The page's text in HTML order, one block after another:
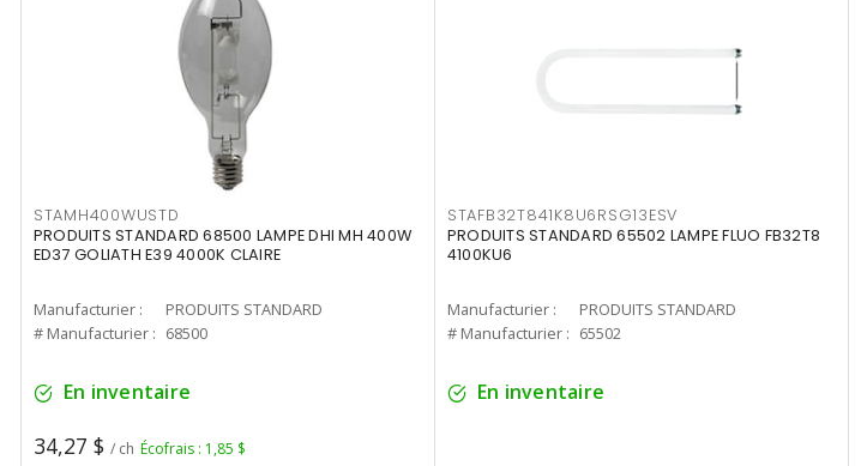
STAMH400WUSTD
PRODUITS STANDARD 68500 LAMPE DHI MH 400W
ED37 GOLIATH E39 4000K CLAIRE
Manufacturier :
PRODUITS STANDARD
# Manufacturier : 68500
En inventaire
34,27 $ / ch Écofrais : 1,85 $
STAFB32T841K8U6RSG13ESV
PRODUITS STANDARD 65502 LAMPE FLUO FB32T8
4100KU6
Manufacturier :
PRODUITS STANDARD
# Manufacturier : 65502
En inventaire